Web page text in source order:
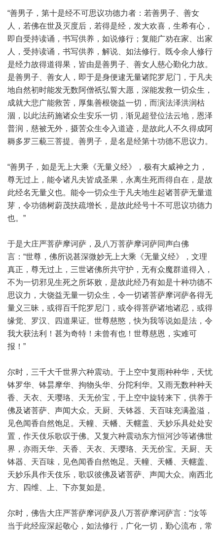
“善男子，第十是经不可思议功德力者：若善男子、善女
人，若佛在世及灭度后，若得是经，发大欢喜，生希有心，
即自受持读诵，书写供养，如说修行；复能广劝在家、出家
人，受持读诵，书写供养，解说、如法修行。既令余人修行
是经力故得道得果，皆由是善男子、善女人慈心勤化力故。
是善男子、善女人，即于是身便逮无量诸陀罗尼门，于凡夫
地自然初时能发无数阿僧祇弘誓大愿，深能发救一切众生，
成就大悲广能救苦，厚集善根饶益一切，而演法泽洪润枯
涸，以此法药施诸众生安乐一切，渐见超登位法云地，恩泽
普润，慈被无外，摄苦众生令入道迹，是故此人不久得成阿
耨多罗三藐三菩提。善男子，是名是经第十功德不思议力。
“善男子，如是无上大乘《无量义经》，极有大威神之力，
尊无过上，能令诸凡夫皆成圣果，永离生死而得自在，是故
此经名无量义也。能令一切众生于凡夫地生起诸菩萨无量道
芽，令功德树蔚茂扶疏增长，是故此经号十不可思议功德力
也。”
于是大庄严菩萨摩诃萨，及八万菩萨摩诃萨同声白佛
言：“世尊，佛所说甚深微妙无上大乘《无量义经》，文理
真正，尊无过上，三世诸佛所共守护，无有众魔群道得入，
不为一切邪见生死之所坏败，是故此经乃有如是十种功德不
思议力，大饶益无量一切众生，令一切诸菩萨摩诃萨各得无
量义三昧，或得百千陀罗尼门，或令得菩萨诸地诸忍，或得
缘觉、罗汉、四道果证。世尊慈愍，快为我等说如是法，令
我大获法利！甚为奇特！未曾有也！世尊慈恩，实难可
报！”
尔时，三千大千世界六种震动。于上空中复雨种种华，天忧
钵罗华、钵昙摩华、拘物头华、分陀利华。又雨无数种种天
香、天衣、天璎珞、天无价宝，于上空中旋转来下，供养于
佛及诸菩萨、声闻大众。天厨、天钵器、天百味充满盈溢，
见色闻香自然饱足。天幢、天幡、天幰盖、天妙乐具处处安
置，作天伎乐歌叹于佛。又复六种震动东方恒河沙等诸佛世
界，亦雨天华、天香、天衣、天璎珞、天无价宝。天厨、天
钵器、天百味，见色闻香自然饱足。天幢、天幡、天幰盖、
天妙乐具作天伎乐，歌叹彼佛及诸菩萨、声闻大众。南西北
方、四维、上、下亦复如是。
尔时，佛告大庄严菩萨摩诃萨及八万菩萨摩诃萨言：“汝等
当于此经应深起敬心，如法修行，广化一切，勤心流布，常